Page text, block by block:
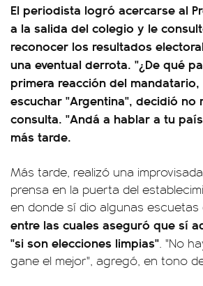
El periodista logró acercarse al
a la salida del colegio y le
reconocer los resultados
una eventual derrota. "¿De qué
primera reacción del
escuchar "Argentina", decidió no
consulta. "Andá a hablar a tu
más tarde.
Más tarde, realizó una
prensa en la puerta del
en donde sí dio algunas escuetas
entre las cuales aseguró que sí
"si son elecciones limpias". "No
gane el mejor", agregó, en tono